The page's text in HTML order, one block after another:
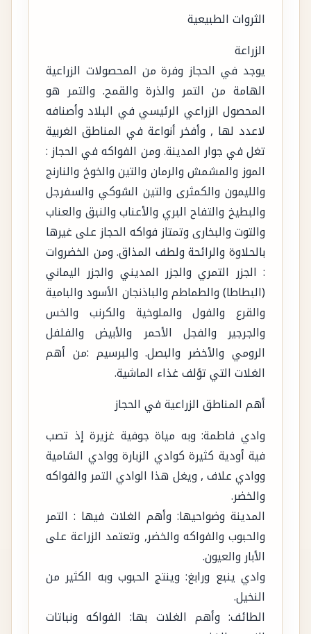
الثروات الطبيعية
الزراعة
يوجد في الحجاز وفرة من المحصولات الزراعية
الهامة من التمر والذرة والقمح. والتمر هو
المحصول الزراعي الرئيسي في البلاد وأصنافه
لاعدد لها , وأفخر أنواعة في المناطق الغربية
تغل في جوار المدينة. ومن الفواكه في الحجاز :
الموز والمشمش والرمان والتين والخوخ والنارنج
والليمون والكمثرى والتين الشوكي والسفرجل
والبطيخ والتفاح البري والأعناب والنبق والعناب
والتوت والبخارى وتمتاز فواكه الحجاز على غيرها
بالحلاوة والرائحة ولطف المذاق. ومن الخضروات
: الجزر التمري والجزر المديني والجزر اليماني
(البطاطا) والطماطم والباذنجان الأسود والبامية
والقرع والفول والملوخية والكرنب والخس
والجرجير والفجل الأحمر والأبيض والفلفل
الرومي والأخضر والبصل. والبرسيم :من أهم
الغلات التي تؤلف غذاء الماشية.
أهم المناطق الزراعية في الحجاز
وادي فاطمة: وبه مياة جوفية غزيرة إذ تصب
فية أودية كثيرة كوادي الزبارة ووادي الشامية
ووادي علاف , ويغل هذا الوادي التمر والفواكه
والخضر.
المدينة وضواحيها: وأهم الغلات فيها : التمر
والحبوب والفواكه والخضر, وتعتمد الزراعة على
الأبار والعيون.
وادي ينبع ورابغ: وينتج الحبوب وبه الكثير من
النخيل.
الطائف: وأهم الغلات بها: الفواكه ونباتات